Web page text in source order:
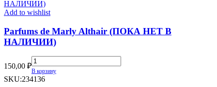
Add to wishlist
Parfums de Marly Althair (ПОКА НЕТ В
НАЛИЧИИ)
150,00 ₽
Parfums
de
Marly
В корзину
SKU:234136